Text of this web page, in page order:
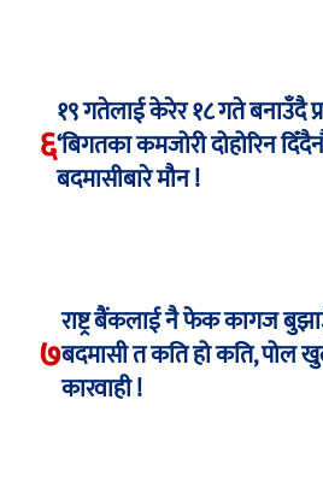
६
१९ गतेलाई केरेर १८ गते बनाउँदै
‘बिगतका कमजोरी दोहोरिन
बदमासीबारे मौन !
७
राष्ट्र बैंकलाई नै फेक कागज
बदमासी त कति हो कति, पोल
कारवाही !